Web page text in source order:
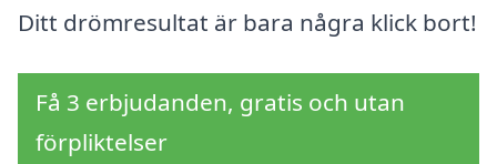
Ditt drömresultat är bara några klick bort!
Få 3 erbjudanden, gratis och utan
förpliktelser